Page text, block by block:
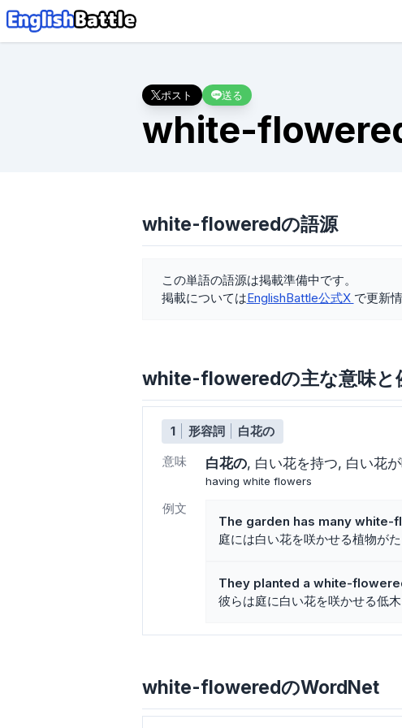
ポスト 送る
white-
white-floweredの語源
この単語の語源は掲載準備中です。
掲載についてはEnglishBattle公式X で更新
white-floweredの主な意味と
1 形容詞
白花の
意味
白花の 白い花を持つ 白い花が
having white flowers
例文
The garden has many white-
庭には白い花を咲かせる植物がた
They planted a white-
彼らは庭に白い花を咲かせる低木
white-floweredのWordNet